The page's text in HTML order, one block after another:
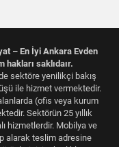
– En İyi Ankara Evden
hakları saklıdaır.
sektöre yenilikçi bakış
ile hizmet vermektedir.
(ofis veya kurum
Sektörün 25 yıllık
hizmetlerdir. Mobilya ve
alarak teslim adresine